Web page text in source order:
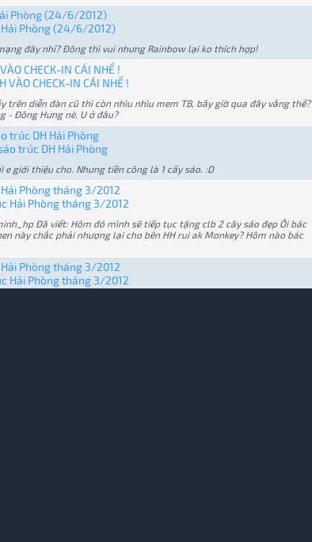
Phòng (24/6/2012)
Hải Phòng (24/6/2012)
đây nhỉ? Đông thì vui nhưng Rainbow lại ko thích hợp!
CHECK-IN CÁI NHỂ !
VÀO CHECK-IN CÁI NHỂ !
trên diễn đàn cũ thì còn nhìu nhìu mem TB, bây giờ qua đây vắng thế?
- Đông Hưng nè. U ở đâu?
trúc DH Hải Phòng
trúc DH Hải Phòng
e giới thiệu cho. Nhưng tiền công là 1 cấy sáo. :D
Phòng tháng 3/2012
Hải Phòng tháng 3/2012
Đã viết: Hôm đó mình sẽ tiếp tục tặng clb 2 cây sáo đẹp Ôi bác
này chắc phải nhượng lại cho bên HH rui ak Monkey? Hôm nào bác
Phòng tháng 3/2012
Hải Phòng tháng 3/2012